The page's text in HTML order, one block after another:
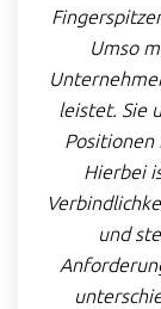
Umso
leistet. Sie
Hierbei
und